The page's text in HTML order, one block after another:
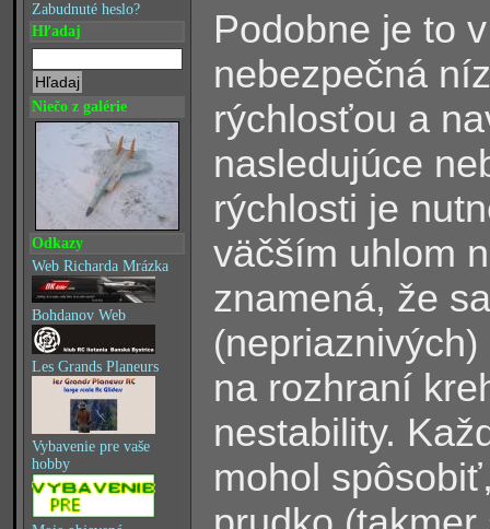
Zabudnuté heslo?
Hľadaj
Niečo z galérie
Odkazy
Web Richarda Mrázka
Bohdanov Web
Les Grands Planeurs
Vybavenie pre vaše
hobby
Podobne je to
nebezpečná
rýchlosťou a
nasledujúce
rýchlosti je
väčším uhlom
znamená, že
(nepriaznivých)
na rozhraní
nestability.
mohol